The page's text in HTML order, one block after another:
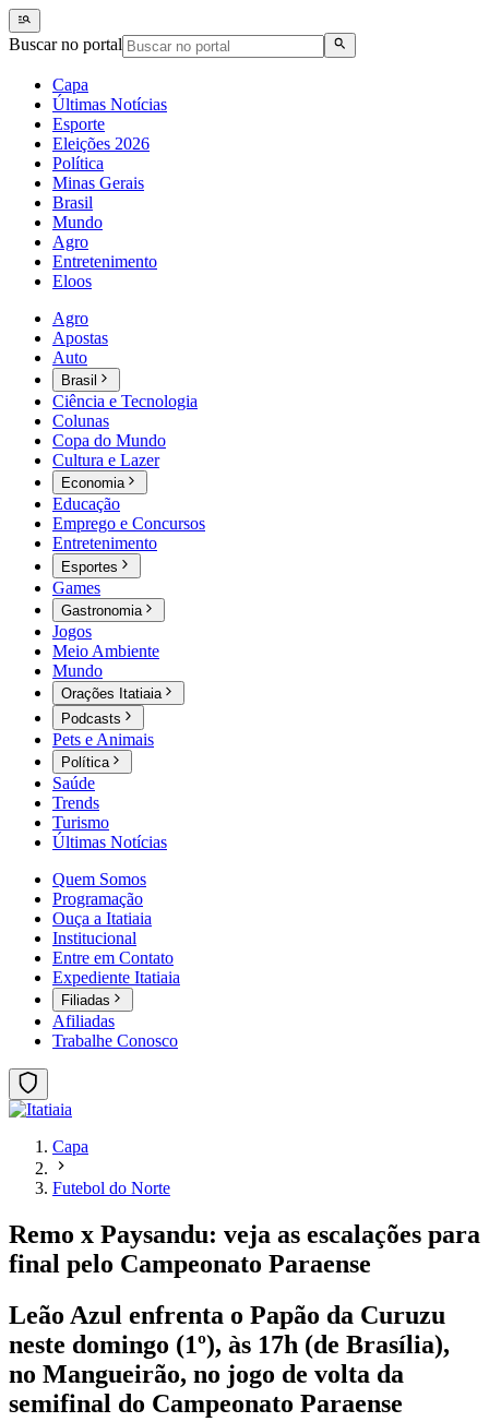
Buscar no portal
Capa
Últimas Notícias
Esporte
Eleições 2026
Política
Minas Gerais
Brasil
Mundo
Agro
Entretenimento
Eloos
Agro
Apostas
Auto
Brasil
Ciência e Tecnologia
Colunas
Copa do Mundo
Cultura e Lazer
Economia
Educação
Emprego e Concursos
Entretenimento
Esportes
Games
Gastronomia
Jogos
Meio Ambiente
Mundo
Orações Itatiaia
Podcasts
Pets e Animais
Política
Saúde
Trends
Turismo
Últimas Notícias
Quem Somos
Programação
Ouça a Itatiaia
Institucional
Entre em Contato
Expediente Itatiaia
Filiadas
Afiliadas
Trabalhe Conosco
Capa
Futebol do Norte
Remo x Paysandu: veja as escalações para
final pelo Campeonato Paraense
Leão Azul enfrenta o Papão da Curuzu
neste domingo (1º), às 17h (de Brasília),
no Mangueirão, no jogo de volta da
semifinal do Campeonato Paraense